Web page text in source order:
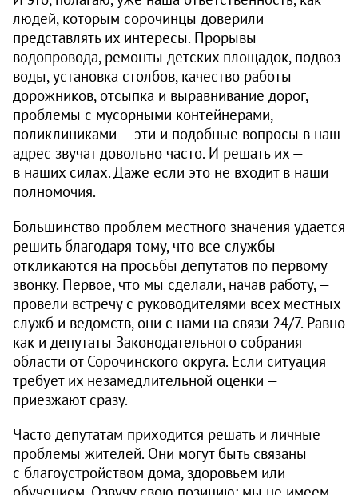
людей, которым сорочинцы доверили
представлять их интересы. Прорывы
водопровода, ремонты детских площадок, подвоз
воды, установка столбов, качество работы
дорожников, отсыпка и выравнивание дорог,
проблемы с мусорными контейнерами,
поликлиниками — эти и подобные вопросы в наш
адрес звучат довольно часто. И решать их —
в наших силах. Даже если это не входит в наши
полномочия.
Большинство проблем местного значения удается
решить благодаря тому, что все службы
откликаются на просьбы депутатов по первому
звонку. Первое, что мы сделали, начав работу, —
провели встречу с руководителями всех местных
служб и ведомств, они с нами на связи 24/7. Равно
как и депутаты Законодательного собрания
области от Сорочинского округа. Если ситуация
требует их незамедлительной оценки —
приезжают сразу.
Часто депутатам приходится решать и личные
проблемы жителей. Они могут быть связаны
с благоустройством дома, здоровьем или